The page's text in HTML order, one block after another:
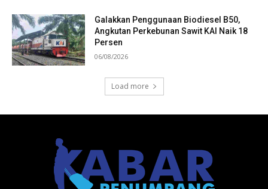
Galakkan Penggunaan Biodiesel B50,
Angkutan Perkebunan Sawit KAI Naik 18
Persen
06/08/2026
Load more